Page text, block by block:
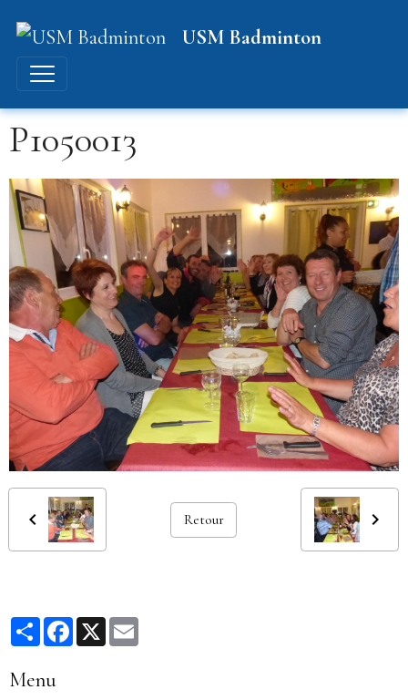
USM Badminton
P1050013
Retour
PartagerFacebook
X
Menu